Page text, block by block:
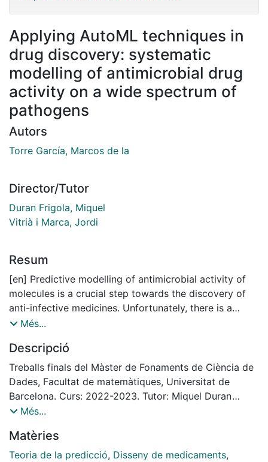
Applying AutoML techniques in
drug discovery: systematic
modelling of antimicrobial drug
activity on a wide spectrum of
pathogens
Autors
Torre García, Marcos de la
Director/Tutor
Duran Frigola, Miquel
Vitrià i Marca, Jordi
Resum
[en] Predictive modelling of antimicrobial activity of
molecules is a crucial step towards the discovery of
anti-infective medicines. Unfortunately, there is a
shortage of models covering endemic pathogens of
research towards diseases prevalent in wealthy
countries.
This project has developed a pipeline to systematically
build drug discovery models, in particular
antimicrobial activity prediction models for small
selected pathogen is extracted from a publicly
available database: ChEMBL. This data is then cleaned
Més...
Descripció
Treballs finals del Màster de Fonaments de Ciència de
Dades, Facultat de matemàtiques, Universitat de
Barcelona. Curs: 2022-2023. Tutor: Miquel Duran
Frigola i Jordi Vitrià i Marca
Més...
Matèries
Teoria de la predicció, Disseny de medicaments,